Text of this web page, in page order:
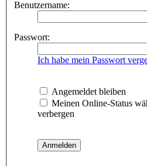
Benutzername:
Passwort:
Ich habe mein Passwort
Angemeldet bleiben
Meinen Online-Status
verbergen